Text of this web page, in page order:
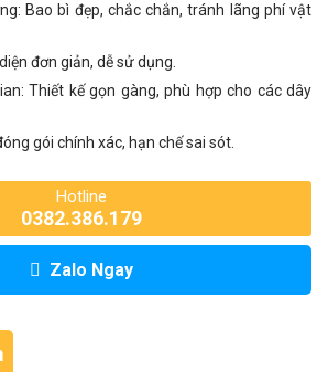
Bao bì đẹp, chắc chắn, tránh lãng phí vật
đơn giản, dễ sử dụng.
Thiết kế gọn gàng, phù hợp cho các dây
gói chính xác, hạn chế sai sót.
Hotline
0382.386.179
Zalo Ngay